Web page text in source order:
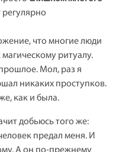
что многие люди
ритуалу.
Мол, раз я
никаких проступков.
как и была.
добьюсь того же:
предал меня. И